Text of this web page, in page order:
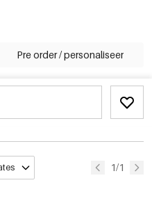
Pre order / personaliseer
1/1